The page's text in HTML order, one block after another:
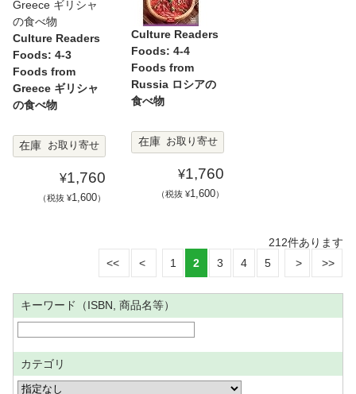
Culture Readers
Foods: 4-3
Foods from
Greece ギリシャ
の食べ物
在庫 お取り寄せ
¥1,760
（税抜 ¥1,600）
Culture Readers
Foods: 4-4
Foods from
Russia ロシアの
食べ物
在庫 お取り寄せ
¥1,760
（税抜 ¥1,600）
212件あります
1
2 3 4 5
キーワード（ISBN, 商品名等）
カテゴリ